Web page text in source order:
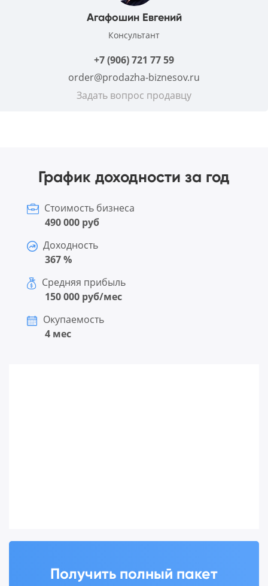
Агафошин Евгений
Консультант
+7 (906) 721 77 59
order@prodazha-biznesov.ru
Задать вопрос продавцу
График доходности за год
Стоимость бизнеса
490 000 руб
Доходность
367 %
Средняя прибыль
150 000 руб/мес
Окупаемость
4 мес
Получить полный пакет